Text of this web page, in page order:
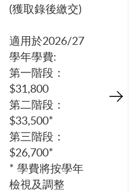
(獲取錄後繳交)
適用於2026/27
學年學費:
第一階段：
$31,800
第二階段：
$33,500*
第三階段：
$26,700*
* 學費將按學年
檢視及調整